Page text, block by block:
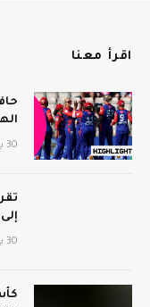
اقرأ معنا
30 يوليو، 2026
30 يوليو، 2026